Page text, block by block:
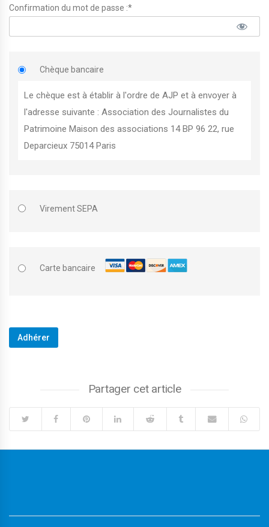
Confirmation du mot de passe :*
Chèque bancaire
Le chèque est à établir à l'ordre de AJP et à envoyer à
l'adresse suivante : Association des Journalistes du
Patrimoine Maison des associations 14 BP 96 22, rue
Deparcieux 75014 Paris
Virement SEPA
Carte bancaire
Aucune valeur
Partager cet article